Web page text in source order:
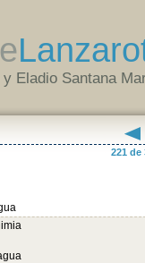
Eladio Santana
221 de